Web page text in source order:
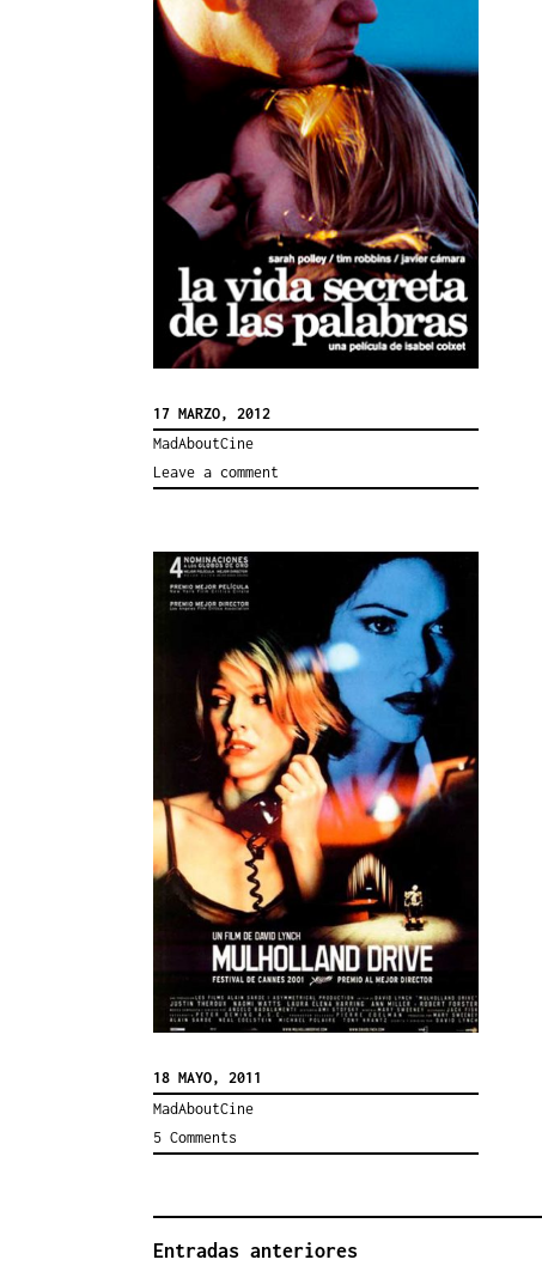
17 MARZO, 2012
MadAboutCine
Leave a comment
18 MAYO, 2011
MadAboutCine
5 Comments
NAVEGACIÓN
Entradas anteriores